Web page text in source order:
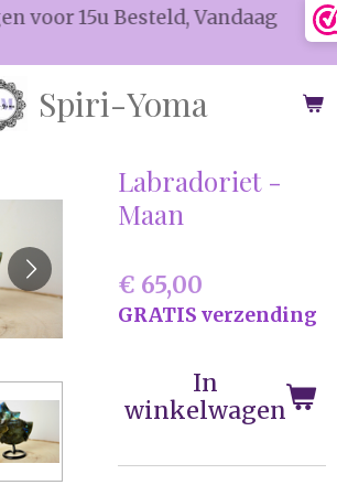
Spiri-Yoma
voor 15u Besteld, Vandaag
Labradoriet -
Maan
€ 65,00
GRATIS verzending
In
winkelwagen